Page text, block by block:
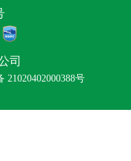
司
21020402000388号